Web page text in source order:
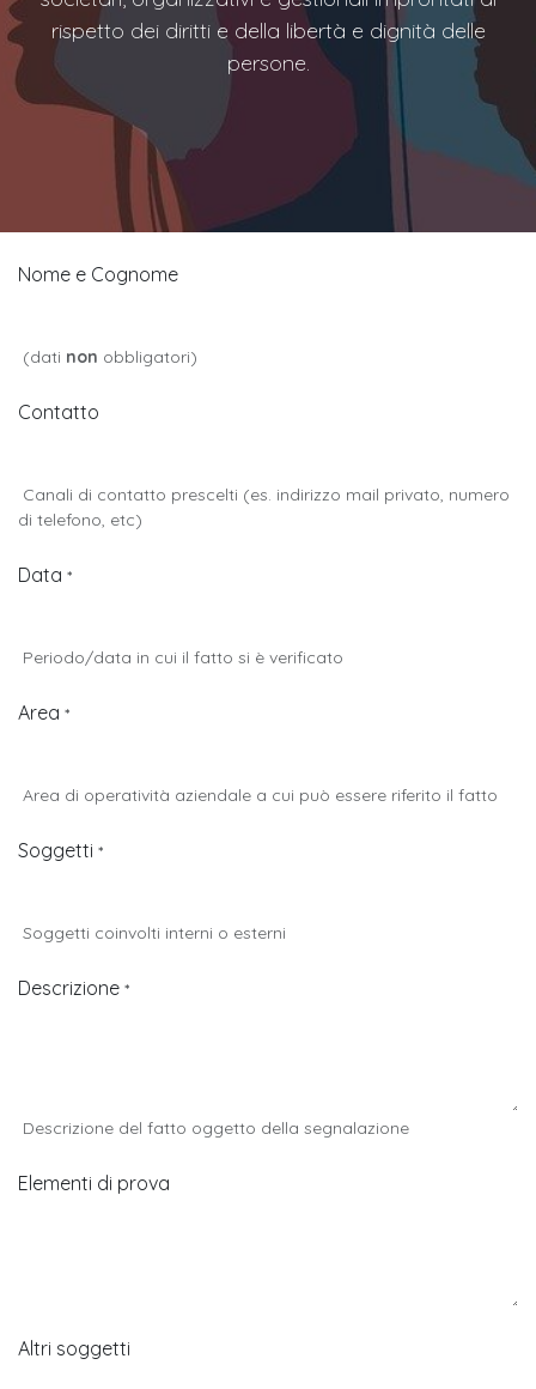
rispetto dei diritti e della libertà e dignità delle
persone.
Nome e Cognome
(dati non obbligatori)
Contatto
Canali di contatto prescelti (es. indirizzo mail privato, numero
di telefono, etc)
Data *
Periodo/data in cui il fatto si è verificato
Area *
Area di operatività aziendale a cui può essere riferito il fatto
Soggetti *
Soggetti coinvolti interni o esterni
Descrizione *
Descrizione del fatto oggetto della segnalazione
Elementi di prova
Altri soggetti